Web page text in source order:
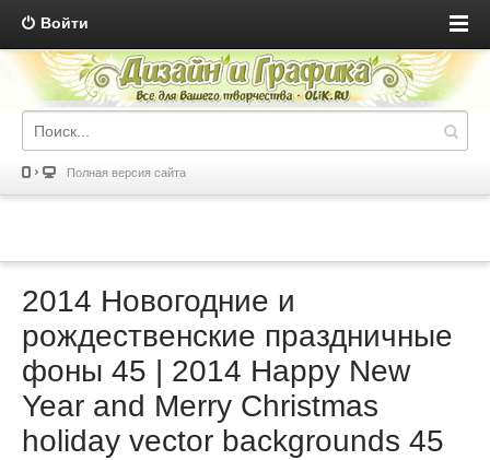
Войти
Полная версия сайта
2014 Новогодние и
рождественские праздничные
фоны 45 | 2014 Happy New
Year and Merry Christmas
holiday vector backgrounds 45